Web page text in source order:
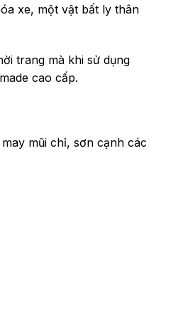
xe, một vật bất ly thân
trang mà khi sử dụng
cao cấp.
mũi chỉ, sơn cạnh các